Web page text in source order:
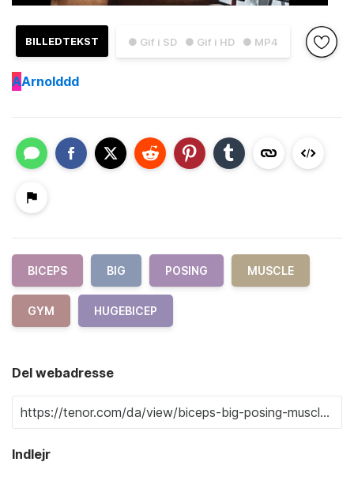
● Gif i SD ● Gif i HD ● MP4
BILLEDTEKST
AArnolddd
BICEPS BIG POSING MUSCLE
GYM HUGEBICEP
Del webadresse
Indlejr